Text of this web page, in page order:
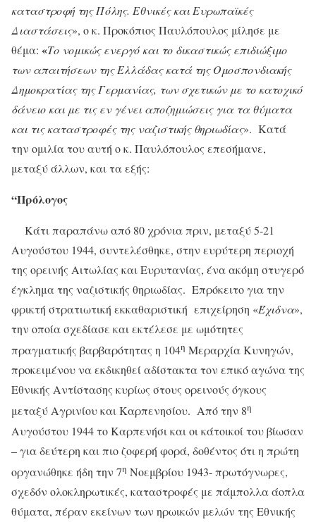
καταστροφή της Πόλης. Εθνικές και Ευρωπαϊκές
Διαστάσεις», ο κ. Προκόπιος Παυλόπουλος μίλησε με
θέμα: «Το νομικώς ενεργό και το δικαστικώς επιδιώξιμο
των απαιτήσεων της Ελλάδας κατά της Ομοσπονδιακής
Δημοκρατίας της Γερμανίας, των σχετικών με το κατοχικό
δάνειο και με τις εν γένει αποζημιώσεις για τα θύματα
και τις καταστροφές της ναζιστικής θηριωδίας». Κατά
την ομιλία του αυτή ο κ. Παυλόπουλος επεσήμανε,
μεταξύ άλλων, και τα εξής:
“Πρόλογος
Κάτι παραπάνω από 80 χρόνια πριν, μεταξύ 5-21
Αυγούστου 1944, συντελέσθηκε, στην ευρύτερη περιοχή
της ορεινής Αιτωλίας και Ευρυτανίας, ένα ακόμη στυγερό
έγκλημα της ναζιστικής θηριωδίας. Επρόκειτο για την
φρικτή στρατιωτική εκκαθαριστική επιχείρηση «Έχιδνα»,
την οποία σχεδίασε και εκτέλεσε με ωμότητες
πραγματικής βαρβαρότητας η 104η Μεραρχία Κυνηγών,
προκειμένου να εκδικηθεί αδίστακτα τον επικό αγώνα της
Εθνικής Αντίστασης κυρίως στους ορεινούς όγκους
μεταξύ Αγρινίου και Καρπενησίου. Από την 8η
Αυγούστου 1944 το Καρπενήσι και οι κάτοικοί του βίωσαν
– για δεύτερη και πιο ζοφερή φορά, δοθέντος ότι η πρώτη
οργανώθηκε ήδη την 7η Νοεμβρίου 1943- πρωτόγνωρες,
σχεδόν ολοκληρωτικές, καταστροφές με πάμπολλα άοπλα
θύματα, πέραν εκείνων των ηρωικών μελών της Εθνικής